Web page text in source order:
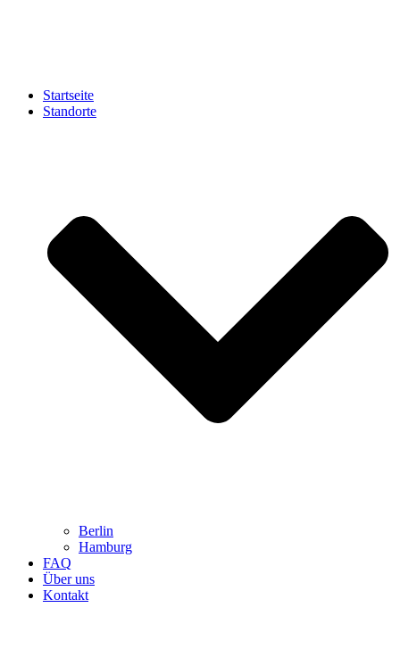
Startseite
Standorte
Berlin
Hamburg
FAQ
Über uns
Kontakt